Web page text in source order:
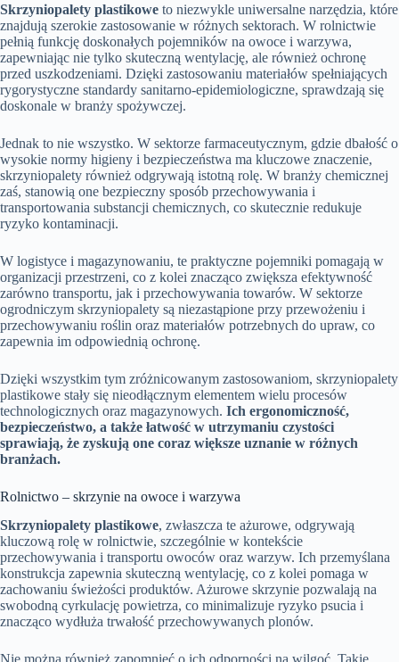
Skrzyniopalety plastikowe to niezwykle uniwersalne narzędzia, które
znajdują szerokie zastosowanie w różnych sektorach. W rolnictwie
pełnią funkcję doskonałych pojemników na owoce i warzywa,
zapewniając nie tylko skuteczną wentylację, ale również ochronę
przed uszkodzeniami. Dzięki zastosowaniu materiałów spełniających
rygorystyczne standardy sanitarno-epidemiologiczne, sprawdzają się
doskonale w branży spożywczej.
Jednak to nie wszystko. W sektorze farmaceutycznym, gdzie dbałość o
wysokie normy higieny i bezpieczeństwa ma kluczowe znaczenie,
skrzyniopalety również odgrywają istotną rolę. W branży chemicznej
zaś, stanowią one bezpieczny sposób przechowywania i
transportowania substancji chemicznych, co skutecznie redukuje
ryzyko kontaminacji.
W logistyce i magazynowaniu, te praktyczne pojemniki pomagają w
organizacji przestrzeni, co z kolei znacząco zwiększa efektywność
zarówno transportu, jak i przechowywania towarów. W sektorze
ogrodniczym skrzyniopalety są niezastąpione przy przewożeniu i
przechowywaniu roślin oraz materiałów potrzebnych do upraw, co
zapewnia im odpowiednią ochronę.
Dzięki wszystkim tym zróżnicowanym zastosowaniom, skrzyniopalety
plastikowe stały się nieodłącznym elementem wielu procesów
technologicznych oraz magazynowych. Ich ergonomiczność,
bezpieczeństwo, a także łatwość w utrzymaniu czystości
sprawiają, że zyskują one coraz większe uznanie w różnych
branżach.
Rolnictwo – skrzynie na owoce i warzywa
Skrzyniopalety plastikowe, zwłaszcza te ażurowe, odgrywają
kluczową rolę w rolnictwie, szczególnie w kontekście
przechowywania i transportu owoców oraz warzyw. Ich przemyślana
konstrukcja zapewnia skuteczną wentylację, co z kolei pomaga w
zachowaniu świeżości produktów. Ażurowe skrzynie pozwalają na
swobodną cyrkulację powietrza, co minimalizuje ryzyko psucia i
znacząco wydłuża trwałość przechowywanych plonów.